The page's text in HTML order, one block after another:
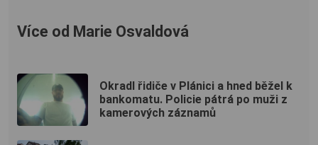
Více od Marie Osvaldová
Okradl řidiče v Plánici a hned běžel k
bankomatu. Policie pátrá po muži z
kamerových záznamů